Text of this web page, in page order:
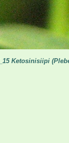
Ketosinisiipi